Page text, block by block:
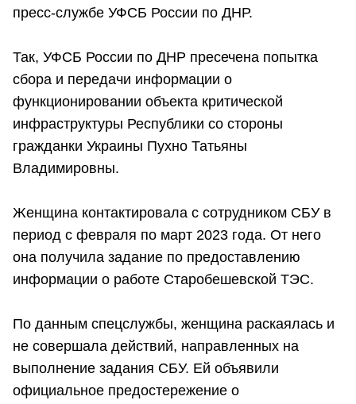
пресс-службе УФСБ России по ДНР.
Так, УФСБ России по ДНР пресечена попытка
сбора и передачи информации о
функционировании объекта критической
инфраструктуры Республики со стороны
гражданки Украины Пухно Татьяны
Владимировны.
Женщина контактировала с сотрудником СБУ в
период с февраля по март 2023 года. От него
она получила задание по предоставлению
информации о работе Старобешевской ТЭС.
По данным спецслужбы, женщина раскаялась и
не совершала действий, направленных на
выполнение задания СБУ. Ей объявили
официальное предостережение о